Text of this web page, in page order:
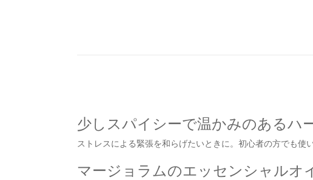
少しスパイシーで温かみのあるハ
ストレスによる緊張を和らげたいときに。初心者の方でも使
マージョラムのエッセンシャルオ